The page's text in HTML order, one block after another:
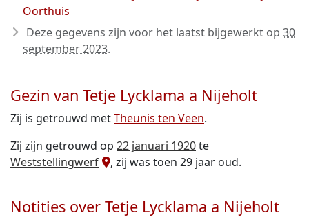
Oorthuis
Deze gegevens zijn voor het laatst bijgewerkt op 30
september 2023.
Gezin van Tetje Lycklama a Nijeholt
Zij is getrouwd metTheunis ten Veen.
Zij zijn getrouwd op 22 januari 1920te
Weststellingwerf
, zij was toen 29 jaar oud.
Notities over Tetje Lycklama a Nijeholt